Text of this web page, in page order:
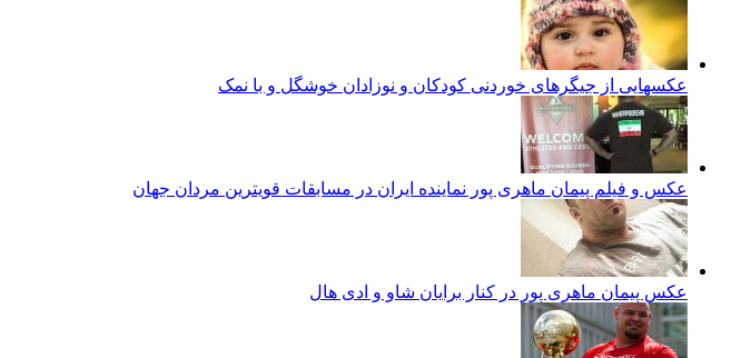
عکسهایی از جیگرهای خوردنی کودکان و نوزادان خوشگل و با نمک
عکس و فیلم پیمان ماهری پور نماینده ایران در مسابقات قویترین مردان جهان
عکس پیمان ماهری پور در کنار برایان شاو و ادی هال